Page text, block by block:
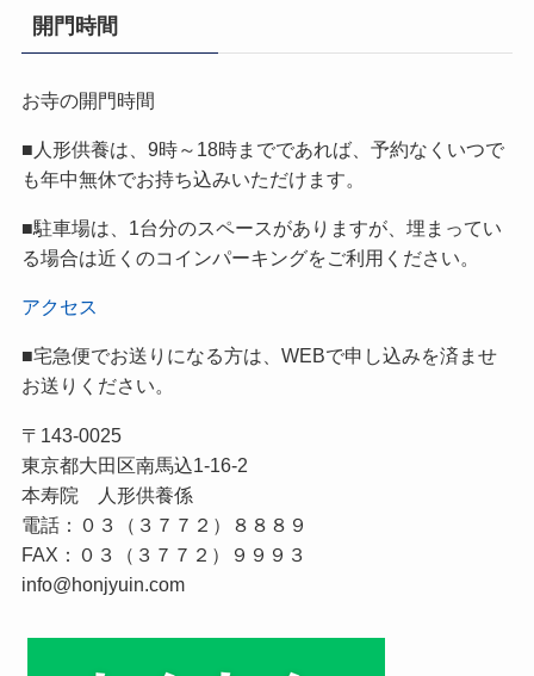
開門時間
お寺の開門時間
■人形供養は、9時～18時までであれば、予約なくいつで
も年中無休でお持ち込みいただけます。
■駐車場は、1台分のスペースがありますが、埋まってい
る場合は近くのコインパーキングをご利用ください。
アクセス
■宅急便でお送りになる方は、WEBで申し込みを済ませ
お送りください。
〒143-0025
東京都大田区南馬込1-16-2
本寿院 人形供養係
電話：０３（３７７２）８８８９
FAX：０３（３７７２）９９９３
info@honjyuin.com